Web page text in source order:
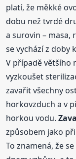
platí, že měkké
dobu než tvrdé
a surovin – masa,
se vychází z doby
V případě většího
vyzkoušet
zavařit všechny
horkovzduch a v
horkou vodu.
způsobem jako
To znamená, že